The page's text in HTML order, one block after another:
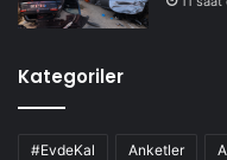
Kategoriler
#EvdeKal Anketler